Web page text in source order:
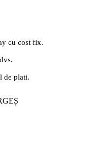
cu cost fix.
de plati.